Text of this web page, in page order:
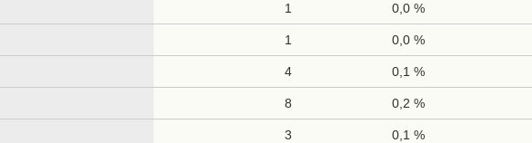
1 0,0 %
1 0,0 %
4 0,1 %
8 0,2 %
3 0,1 %